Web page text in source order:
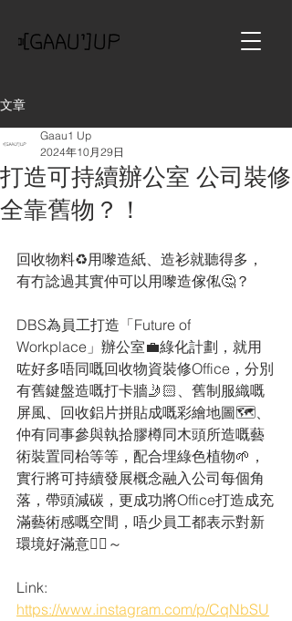
文章
打造可持續辦公室 公司裝修
全靠舊物？！
Gaau1 Up
2024年10月29日
回收物料♻️用嚟造紙、造衫就聽得多，
有冇諗過其實仲可以用嚟造傢俬🤔？
DBS為員工打造「Future of
Workplace」辦公室💼綠化計劃，就用
咗好多唔同嘅回收物資裝修Office，分別
有舊鍵盤造嘅打卡牆🤳🏻、舊制服織嘅
屏風、回收鋁片拼貼成嘅彩繪地圖🗺️、
仲有同事參與執拾膠樽同木頭所造嘅藝
術裝置同枱等等，配合埋綠色植物🌱，
實行將可持續發展概念融入公司每個角
落，帶頭減碳，更成功將Office打造成充
滿藝術感嘅空間，唔少員工都表示對新
環境好滿意👍🏻～
Link:
https://www.instagram.com/p/CqNbSU